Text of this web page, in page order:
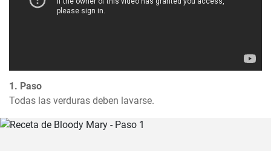
1. Paso
Todas las verduras deben lavarse.